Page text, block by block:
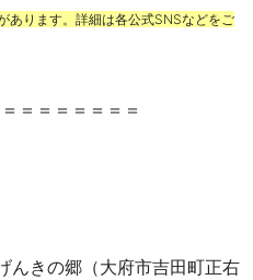
あります。詳細は各公式SNSなどをご
＝＝＝＝＝＝＝
んきの郷（大府市吉田町正右